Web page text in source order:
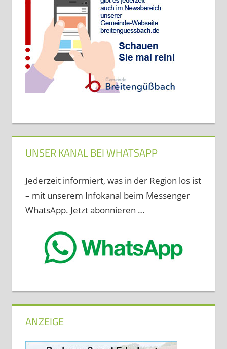
UNSER KANAL BEI WHATSAPP
Jederzeit informiert, was in der Region los ist
– mit unserem Infokanal beim Messenger
WhatsApp. Jetzt abonnieren …
ANZEIGE